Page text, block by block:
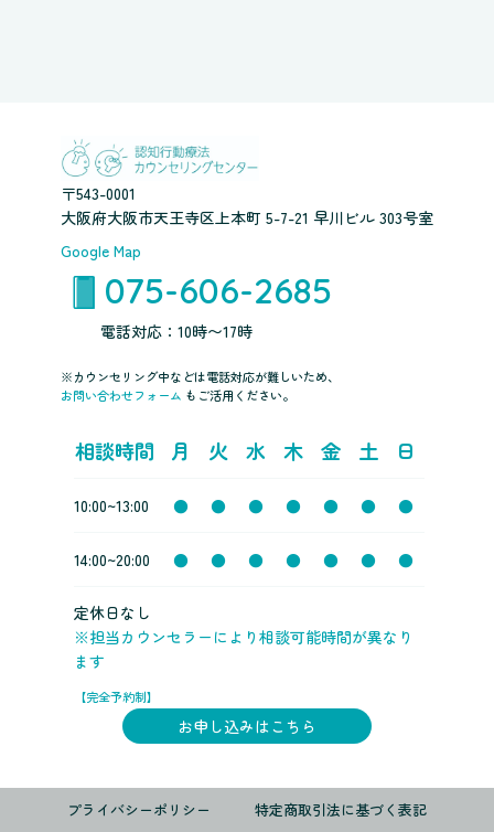
〒543-0001
大阪府大阪市天王寺区上本町 5-7-21 早川ビル 303号室
Google Map
075-606-2685
電話対応：10時〜17時
※カウンセリング中などは電話対応が難しいため、
お問い合わせフォーム もご活用ください。
相談時間 月 火 水 木 金 土 日
10:00~13:00 ● ● ● ● ● ● ●
14:00~20:00 ● ● ● ● ● ● ●
定休日なし
※担当カウンセラーにより相談可能時間が異なり
ます
【完全予約制】
お申し込みはこちら
プライバシーポリシー 特定商取引法に基づく表記